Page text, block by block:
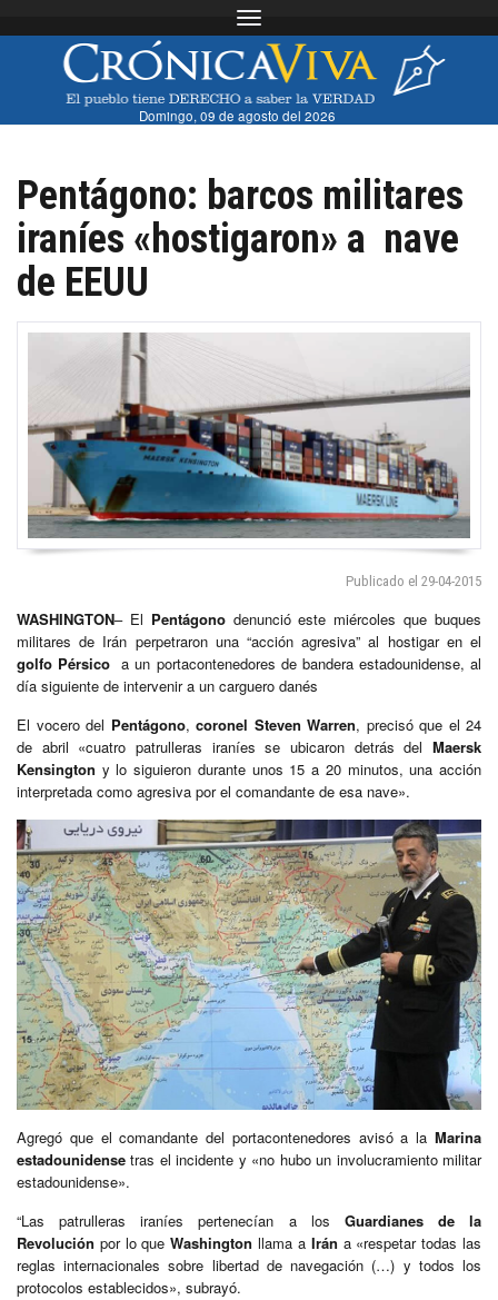
Toggle navigation
Domingo, 09 de agosto del 2026
Pentágono: barcos militares
iraníes «hostigaron» a nave
de EEUU
Publicado el 29-04-2015
WASHINGTON– El Pentágonodenunció este miércoles que buques
militares de Irán perpetraron una “acción agresiva” al hostigar en el
golfo Pérsico a un portacontenedores de bandera estadounidense, al
día siguiente de intervenir a un carguero danés
El vocero del Pentágono, coronel Steven Warren, precisó que el 24
de abril «cuatro patrulleras iraníes se ubicaron detrás del Maersk
Kensington y lo siguieron durante unos 15 a 20 minutos, una acción
interpretada como agresiva por el comandante de esa nave».
Agregó que el comandante del portacontenedores avisó a la Marina
estadounidense tras el incidente y «no hubo un involucramiento militar
estadounidense».
“Las patrulleras iraníes pertenecían a los Guardianes de la
Revolución por lo queWashington llama a Irán a «respetar todas las
reglas internacionales sobre libertad de navegación (…) y todos los
protocolos establecidos», subrayó.